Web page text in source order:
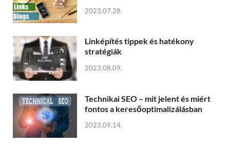
2023.07.28.
Linképítés tippek és hatékony
stratégiák
2023.08.09.
Technikai SEO – mit jelent és miért
fontos a keresőoptimalizálásban
2023.09.14.